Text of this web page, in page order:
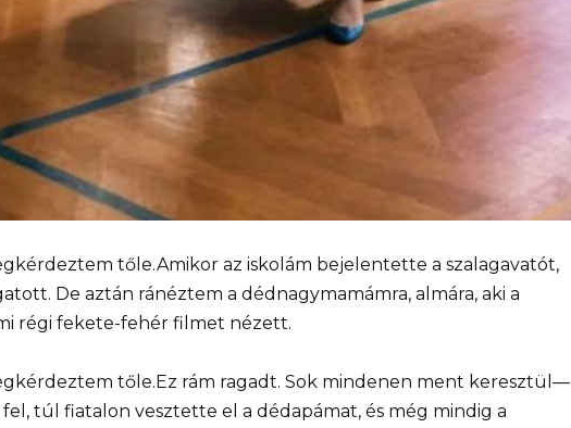
tőle.Amikor az iskolám bejelentette a szalagavatót,
De aztán ránéztem a dédnagymamámra, almára, aki a
régi fekete-fehér filmet nézett.
tőle.Ez rám ragadt. Sok mindenen ment keresztül—
túl fiatalon vesztette el a dédapámat, és még mindig a